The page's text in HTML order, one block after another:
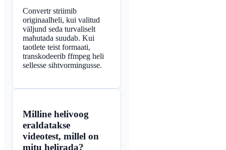
Convertr striimib
originaalheli, kui valitud
väljund seda turvaliselt
mahutada suudab. Kui
taotlete teist formaati,
transkodeerib ffmpeg heli
sellesse sihtvormingusse.
Milline helivoog
eraldatakse
videotest, millel on
mitu helirada?